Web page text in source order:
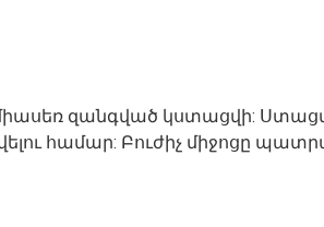
միասեռ զանգված կստացվի:
համար: Բուժիչ միջոցը